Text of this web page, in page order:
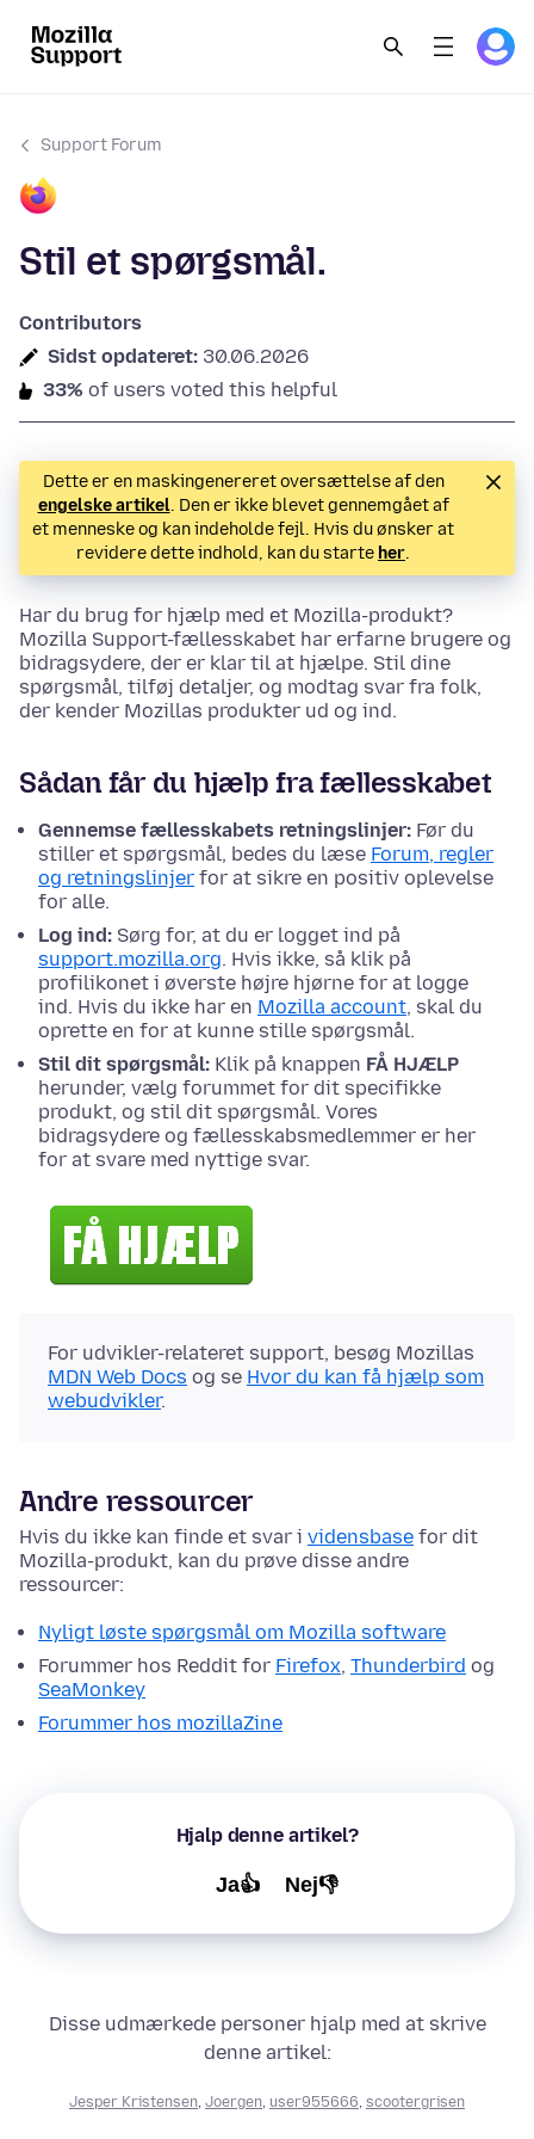
Support Forum
Stil et spørgsmål.
Contributors
Sidst opdateret: 30.06.2026
33% of users voted this helpful
Dette er en maskingenereret oversættelse af den
engelske artikel. Den er ikke blevet gennemgået af
et menneske og kan indeholde fejl. Hvis du ønsker at
revidere dette indhold, kan du starte her.
Har du brug for hjælp med et Mozilla-produkt?
Mozilla Support-fællesskabet har erfarne brugere og
bidragsydere, der er klar til at hjælpe. Stil dine
spørgsmål, tilføj detaljer, og modtag svar fra folk,
der kender Mozillas produkter ud og ind.
Sådan får du hjælp fra fællesskabet
Gennemse fællesskabets retningslinjer: Før du
stiller et spørgsmål, bedes du læse Forum, regler
og retningslinjer for at sikre en positiv oplevelse
for alle.
Log ind: Sørg for, at du er logget ind på
support.mozilla.org. Hvis ikke, så klik på
profilikonet i øverste højre hjørne for at logge
ind. Hvis du ikke har en Mozilla account, skal du
oprette en for at kunne stille spørgsmål.
Stil dit spørgsmål: Klik på knappen FÅ HJÆLP
herunder, vælg forummet for dit specifikke
produkt, og stil dit spørgsmål. Vores
bidragsydere og fællesskabsmedlemmer er her
for at svare med nyttige svar.
For udvikler-relateret support, besøg Mozillas
MDN Web Docs og se Hvor du kan få hjælp som
webudvikler.
Andre ressourcer
Hvis du ikke kan finde et svar i vidensbase for dit
Mozilla-produkt, kan du prøve disse andre
ressourcer:
Nyligt løste spørgsmål om Mozilla software
Forummer hos Reddit for Firefox, Thunderbird og
SeaMonkey
Forummer hos mozillaZine
Hjalp denne artikel?
Ja👍 Nej👎
Disse udmærkede personer hjalp med at skrive
denne artikel:
Jesper Kristensen, Joergen, user955666, scootergrisen